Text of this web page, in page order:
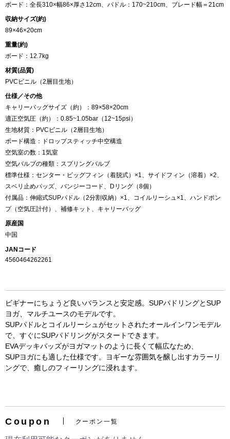
お買い物を続ける カートへ進む
ボード：全長310×幅86×厚さ12cm、パドル：170~210cm、ブレード幅＝21cm
収納サイズ(約)
89×46×20cm
重量(約)
ボード：12.7kg
材質(品質)
PVCビニル（2層目生地）
仕様／その他
キャリーバッグサイズ（約）：89×58×20cm
適正空気圧（約）：0.85~1.05bar（12~15psi）
生地材質：PVCビニル（2層目生地）
ボード構造：ドロップスティッチ中空構造
空気室の数：1気室
空気バルブの種類：スプリングバルブ
標準仕様：センター・ビッグフィン（着脱式）×1、サイドフィン（溶着）×2、
スベリ止めパッズ、バンジーコード、Dリング（8個）
付属品：伸縮式SUPパドル（2分割収納）×1、コイルリーシュ×1、ハンドポン
プ（空気圧計付）、補修キット、キャリーバッグ
原産国
中国
JANコード
4560464262261
ビギナーにちょうど良いバランスと安定感。SUPパドリングとSUP
ヨガ、マルチユースのモデルです。
SUPパドルとコイルリーシュがセットされたオールインワンモデル
で、すぐにSUPパドリングがスタートできます。
EVAデッキパッズがヨガマットのように長くて幅広なため、
SUPヨガにも適した仕様です。ヨギーな雰囲気を醸し出すカラーリ
ングで、癒しのフィーリングに浸れます。
Coupon クーポン一覧